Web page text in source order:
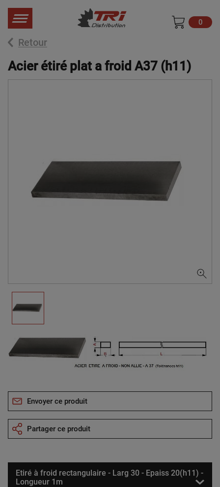
0
Retour
Acier étiré plat a froid A37 (h11)
Envoyer ce produit
Partager ce produit
Etiré à froid rectangulaire - Larg 30 - Epaiss 20(h11) -
Longueur 1m